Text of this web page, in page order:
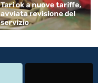
Tari ok a nuove tariffe,
avviata revisione del
servizio